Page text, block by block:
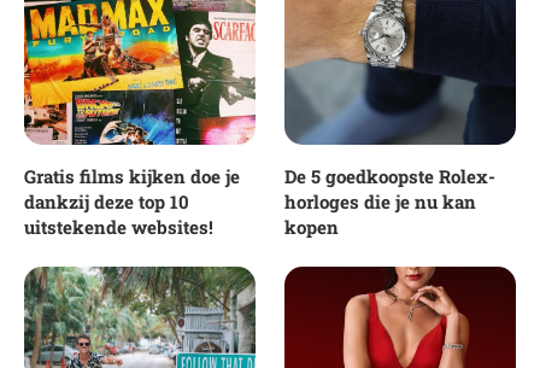
Gratis films kijken doe je
dankzij deze top 10
uitstekende websites!
De 5 goedkoopste Rolex-
horloges die je nu kan
kopen